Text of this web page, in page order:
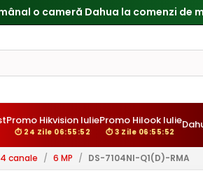
Promo Hikvision Iulie
⏱ 24 Zile 06:55:51
Promo Hilook Iulie
⏱ 3 Zile 06:55:51
4 canale / 6 MP / DS-7104NI-Q1(D)-RMA